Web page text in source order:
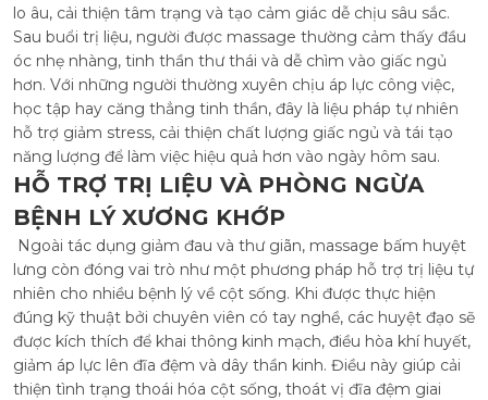
lo âu, cải thiện tâm trạng và tạo cảm giác dễ chịu sâu sắc.
Sau buổi trị liệu, người được massage thường cảm thấy đầu
óc nhẹ nhàng, tinh thần thư thái và dễ chìm vào giấc ngủ
hơn. Với những người thường xuyên chịu áp lực công việc,
học tập hay căng thẳng tinh thần, đây là liệu pháp tự nhiên
hỗ trợ giảm stress, cải thiện chất lượng giấc ngủ và tái tạo
năng lượng để làm việc hiệu quả hơn vào ngày hôm sau.
HỖ TRỢ TRỊ LIỆU VÀ PHÒNG NGỪA
BỆNH LÝ XƯƠNG KHỚP
Ngoài tác dụng giảm đau và thư giãn, massage bấm huyệt
lưng còn đóng vai trò như một phương pháp hỗ trợ trị liệu tự
nhiên cho nhiều bệnh lý về cột sống. Khi được thực hiện
đúng kỹ thuật bởi chuyên viên có tay nghề, các huyệt đạo sẽ
được kích thích để khai thông kinh mạch, điều hòa khí huyết,
giảm áp lực lên đĩa đệm và dây thần kinh. Điều này giúp cải
thiện tình trạng thoái hóa cột sống, thoát vị đĩa đệm giai